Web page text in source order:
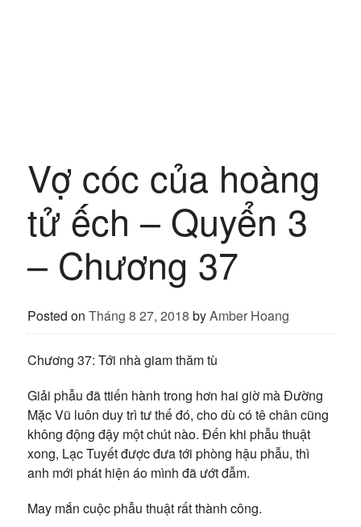
Vợ cóc của hoàng
tử ếch – Quyển 3
– Chương 37
Posted on Tháng 8 27, 2018 byAmber Hoang
Chương 37: Tới nhà giam thăm tù
Giải phẫu đã ttiến hành trong hơn hai giờ mà Đường
Mặc Vũ luôn duy trì tư thế đó, cho dù có tê chân cũng
không động đậy một chút nào. Đến khi phẫu thuật
xong, Lạc Tuyết được đưa tới phòng hậu phẫu, thì
anh mới phát hiện áo mình đã ướt đẫm.
May mắn cuộc phẫu thuật rất thành công.